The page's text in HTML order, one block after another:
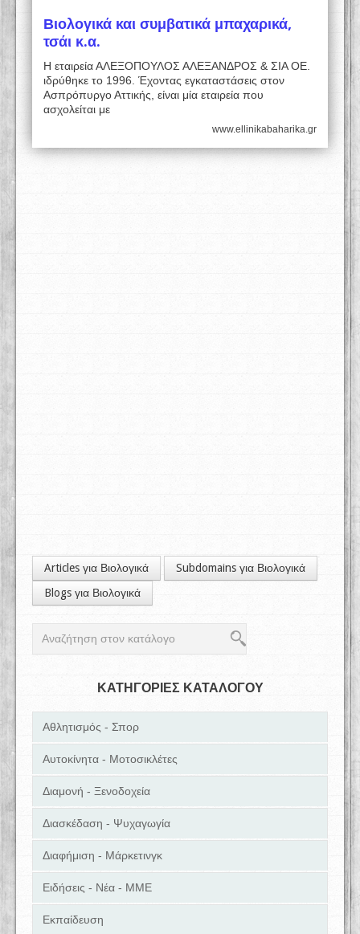
Βιολογικά και συμβατικά μπαχαρικά,
τσάι κ.α.
Η εταιρεία ΑΛΕΞΟΠΟΥΛΟΣ ΑΛΕΞΑΝΔΡΟΣ & ΣΙΑ ΟΕ.
ιδρύθηκε το 1996. Έχοντας εγκαταστάσεις στον
Ασπρόπυργο Αττικής, είναι μία εταιρεία που
ασχολείται με
www.ellinikabaharika.gr
Articles για Βιολογικά
Subdomains για Βιολογικά
Blogs για Βιολογικά
ΚΑΤΗΓΟΡΙΕΣ ΚΑΤΑΛΟΓΟΥ
Αθλητισμός - Σπορ
Αυτοκίνητα - Μοτοσικλέτες
Διαμονή - Ξενοδοχεία
Διασκέδαση - Ψυχαγωγία
Διαφήμιση - Μάρκετινγκ
Ειδήσεις - Νέα - ΜΜΕ
Εκπαίδευση